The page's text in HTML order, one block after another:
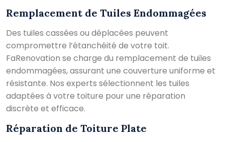
Remplacement de Tuiles Endommagées
Des tuiles cassées ou déplacées peuvent
compromettre l’étanchéité de votre toit.
FaRenovation se charge du remplacement de tuiles
endommagées, assurant une couverture uniforme et
résistante. Nos experts sélectionnent les tuiles
adaptées à votre toiture pour une réparation
discrète et efficace.
Réparation de Toiture Plate